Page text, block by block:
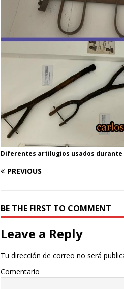
Diferentes artilugios usados
PREVIOUS
BE THE FIRST TO COMMENT
Leave a Reply
Tu dirección de correo no será
Comentario